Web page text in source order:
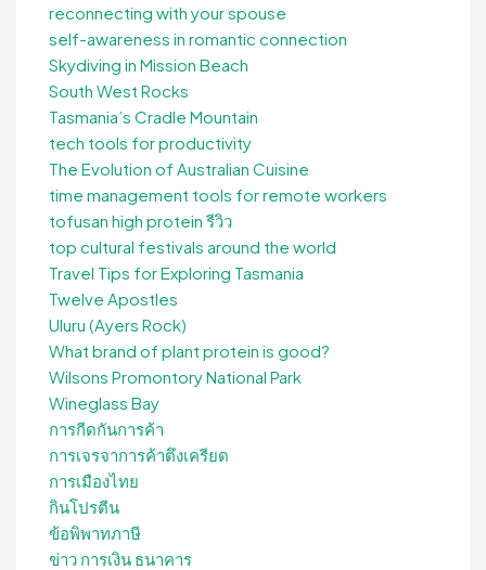
reconnecting with your spouse
self-awareness in romantic connection
Skydiving in Mission Beach
South West Rocks
Tasmania’s Cradle Mountain
tech tools for productivity
The Evolution of Australian Cuisine
time management tools for remote workers
tofusan high protein รีวิว
top cultural festivals around the world
Travel Tips for Exploring Tasmania
Twelve Apostles
Uluru (Ayers Rock)
What brand of plant protein is good?
Wilsons Promontory National Park
Wineglass Bay
การกีดกันการค้า
การเจรจาการค้าตึงเครียด
การเมืองไทย
กินโปรตีน
ข้อพิพาทภาษี
ข่าว การเงิน ธนาคาร